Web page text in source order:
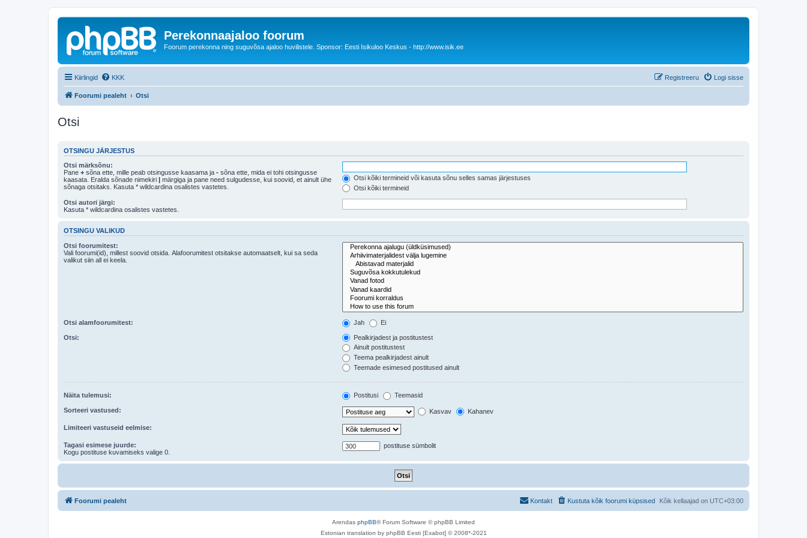
Perekonnaajaloo foorum
Foorum perekonna ning suguvõsa ajaloo huvilistele. Sponsor: Eesti Isikuloo Keskus - http://www.isik.ee
Kiirlingid KKK Logi sisse
Registreeru
Foorumi pealeht Otsi
Otsi
OTSINGU JÄRJESTUS
Otsi märksõnu:
Pane + sõna ette, mille peab otsingusse kaasama ja - sõna ette, mida ei tohi otsingusse
kaasata. Eralda sõnade nimekiri | märgiga ja pane need sulgudesse, kui soovid, et ainult ühe
sõnaga otsitaks. Kasuta * wildcardina osalistes vastetes.
Otsi kõiki termineid või kasuta sõnu selles samas järjestuses
Otsi kõiki termineid
Otsi autori järgi:
Kasuta * wildcardina osalistes vastetes.
OTSINGU VALIKUD
Otsi foorumitest:
Vali foorumi(id), millest soovid otsida. Alafoorumitest otsitakse automaatselt, kui sa seda
valikut siin all ei keela.
Otsi alamfoorumitest: Jah Ei
Otsi:
Pealkirjadest ja postitustest
Ainult postitustest
Teema pealkirjadest ainult
Teemade esimesed postitused ainult
Näita tulemusi: Postitusi Teemasid
Sorteeri vastused: Kasvav Kahanev
Limiteeri vastuseid eelmise:
Tagasi esimese juurde:
Kogu postituse kuvamiseks valige 0.
postituse sümbolit
Foorumi pealeht Kõik kellaajad on UTC+03:00
Kustuta kõik foorumi küpsised
Kontakt
Arendas phpBB® Forum Software © phpBB Limited
Estonian translation by phpBB Eesti [Exabot] © 2008*-2021